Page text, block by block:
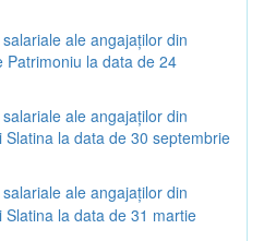
ale angajaților din
Patrimoniu la data de 24
ale angajaților din
la data de 30 septembrie
ale angajaților din
la data de 31 martie